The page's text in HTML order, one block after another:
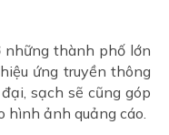
những thành phố lớn
ứng truyền thông
sạch sẽ cũng góp
hình ảnh quảng cáo.